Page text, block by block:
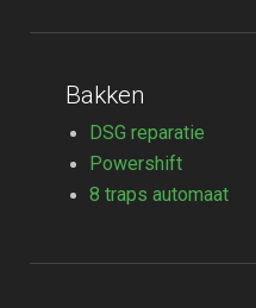
Bakken
DSG reparatie
Powershift
8 traps automaat